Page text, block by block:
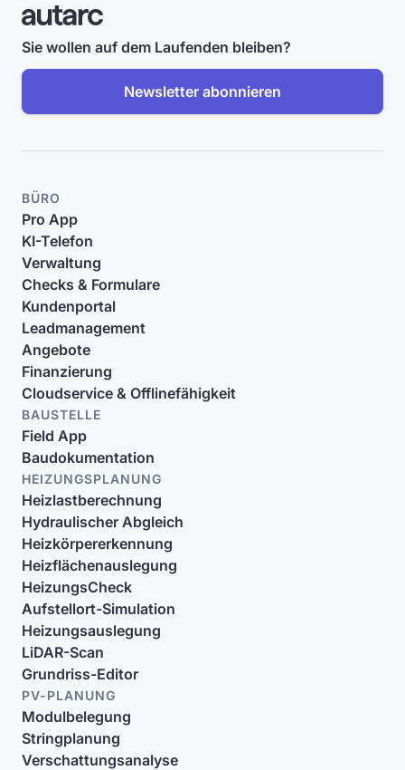
Sie wollen auf dem Laufenden bleiben?
Newsletter abonnieren
BÜRO
Pro App
KI-Telefon
Verwaltung
Checks & Formulare
Kundenportal
Leadmanagement
Angebote
Finanzierung
Cloudservice & Offlinefähigkeit
BAUSTELLE
Field App
Baudokumentation
HEIZUNGSPLANUNG
Heizlastberechnung
Hydraulischer Abgleich
Heizkörpererkennung
Heizflächenauslegung
HeizungsCheck
Aufstellort-Simulation
Heizungsauslegung
LiDAR-Scan
Grundriss-Editor
PV-PLANUNG
Modulbelegung
Stringplanung
Verschattungsanalyse